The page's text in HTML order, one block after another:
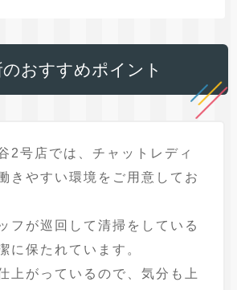
おすすめポイント
2号店では、チャットレディ
きやすい環境をご用意してお
フが巡回して清掃をしている
に保たれています。
上がっているので、気分も上